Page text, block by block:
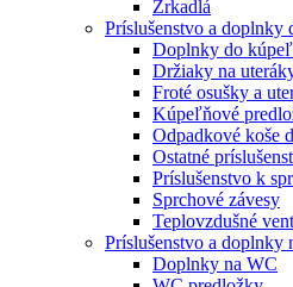
Zrkadlá
Príslušenstvo a doplnky
Doplnky do
Držiaky na
Froté osušky a
Kúpeľňové
Odpadkové koše
Ostatné
Príslušenstvo k
Sprchové závesy
Teplovzdušné
Príslušenstvo a doplnky
Doplnky na WC